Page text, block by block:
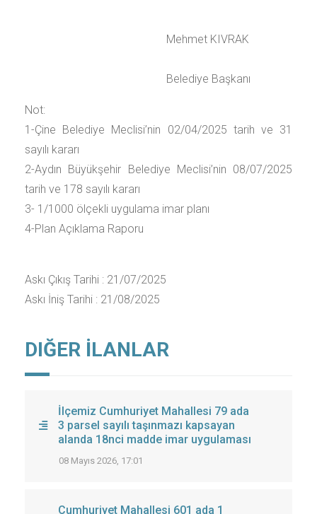
Mehmet KIVRAK
Belediye Başkanı
Not:
1-Çine Belediye Meclisi’nin 02/04/2025 tarih ve 31
sayılı kararı
2-Aydın Büyükşehir Belediye Meclisi’nin 08/07/2025
tarih ve 178 sayılı kararı
3- 1/1000 ölçekli uygulama imar planı
4-Plan Açıklama Raporu
Askı Çıkış Tarihi : 21/07/2025
Askı İniş Tarihi : 21/08/2025
DIĞER İLANLAR
İlçemiz Cumhuriyet Mahallesi 79 ada
3 parsel sayılı taşınmazı kapsayan
alanda 18nci madde imar uygulaması
08 Mayıs 2026, 17:01
Cumhuriyet Mahallesi 601 ada 1